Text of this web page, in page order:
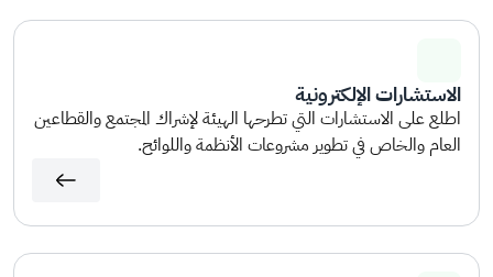
الاستشارات الإلكترونية
اطلع على الاستشارات التي تطرحها الهيئة لإشراك المجتمع والقطاعين
العام والخاص في تطوير مشروعات الأنظمة واللوائح.